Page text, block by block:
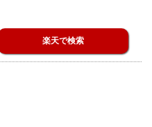
楽天で検索